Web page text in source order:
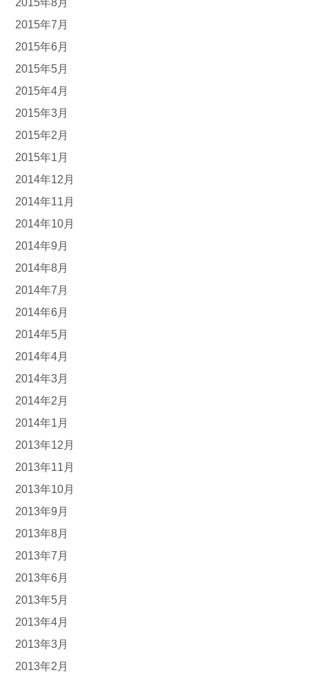
2015年8月
2015年7月
2015年6月
2015年5月
2015年4月
2015年3月
2015年2月
2015年1月
2014年12月
2014年11月
2014年10月
2014年9月
2014年8月
2014年7月
2014年6月
2014年5月
2014年4月
2014年3月
2014年2月
2014年1月
2013年12月
2013年11月
2013年10月
2013年9月
2013年8月
2013年7月
2013年6月
2013年5月
2013年4月
2013年3月
2013年2月